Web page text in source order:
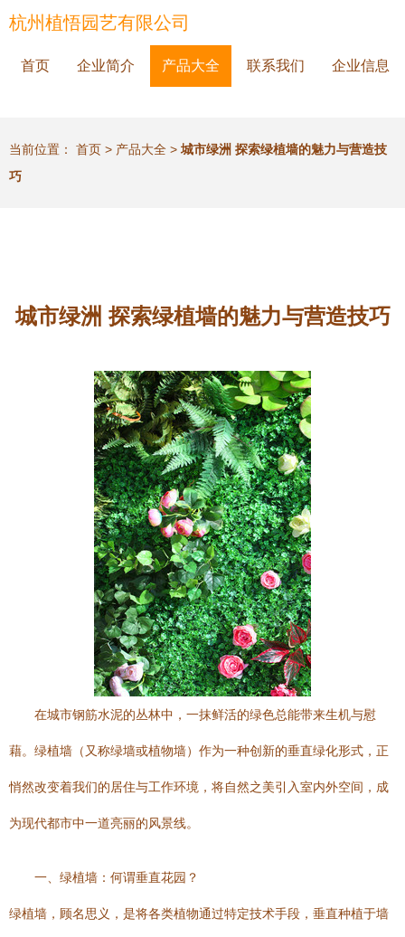
杭州植悟园艺有限公司
首页 企业简介 产品大全 联系我们 企业信息
当前位置： 首页 > 产品大全 > 城市绿洲 探索绿植墙的魅力与营造技
巧
城市绿洲 探索绿植墙的魅力与营造技巧
在城市钢筋水泥的丛林中，一抹鲜活的绿色总能带来生机与慰
藉。绿植墙（又称绿墙或植物墙）作为一种创新的垂直绿化形式，正
悄然改变着我们的居住与工作环境，将自然之美引入室内外空间，成
为现代都市中一道亮丽的风景线。
一、绿植墙：何谓垂直花园？
绿植墙，顾名思义，是将各类植物通过特定技术手段，垂直种植于墙